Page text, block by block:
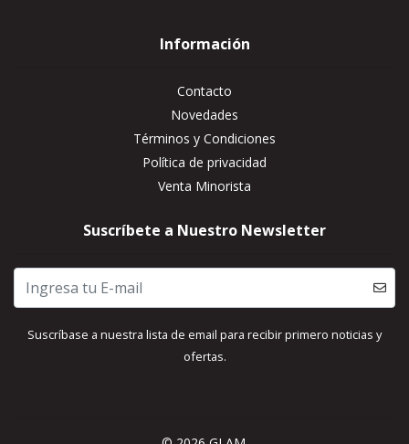
Información
Contacto
Novedades
Términos y Condiciones
Política de privacidad
Venta Minorista
Suscríbete a Nuestro Newsletter
Suscríbase a nuestra lista de email para recibir primero noticias y
ofertas.